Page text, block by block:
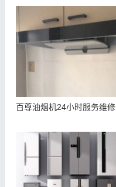
百尊油烟机24小时服务维修